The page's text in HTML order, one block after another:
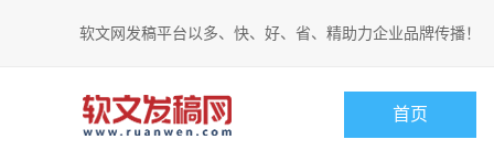
软文网发稿平台以多、快、好、省、精助力企业品牌传播！
首页